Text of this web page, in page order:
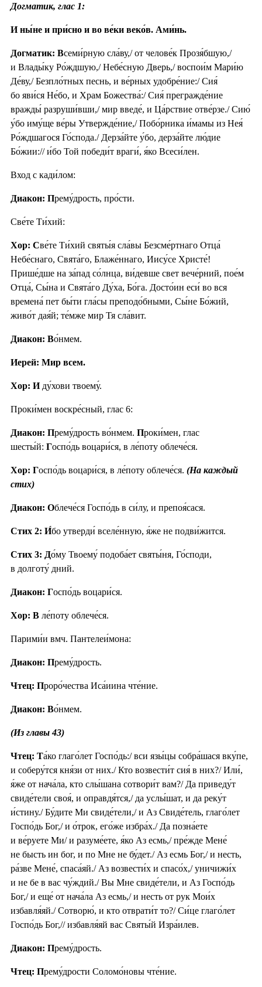
Догматик, глас 1:
И ны́не и при́сно и во ве́ки веко́в. Ами́нь.
Догматик: Всеми́рную сла́ву,/ от челове́к Прозя́бшую,/
и Влады́ку Ро́ждшую,/ Небе́сную Дверь,/ воспои́м Мари́ю
Де́ву,/ Безпло́тных песнь, и ве́рных удобре́ние:/ Сия́
бо яви́ся Не́бо, и Храм Божества́:/ Сия́ прегражде́ние
вражды́ разруши́вши,/ мир введе́, и Ца́рствие отве́рзе./ Сию́
у́бо иму́ще ве́ры Утвержде́ние,/ Побо́рника и́мамы из Нея́
Ро́ждшагося Го́спода./ Дерза́йте у́бо, дерза́йте лю́дие
Бо́жии:// и́бо Той победи́т враги́, я́ко Всеси́лен.
Вход с кади́лом:
Диакон: Прему́дрость, про́сти.
Све́те Ти́хий:
Хор: Све́те Ти́хий святы́я сла́вы Безсме́ртнаго Отца́
Небе́снаго, Свята́го, Блаже́ннаго, Иису́се Христе́!
Прише́дше на за́пад со́лнца, ви́девше свет вече́рний, пое́м
Отца́, Сы́на и Свята́го Ду́ха, Бо́га. Досто́ин еси́ во вся
времена́ пет бы́ти гла́сы преподо́бными, Сы́не Бо́жий,
живо́т дая́й; те́мже мир Тя сла́вит.
Диакон: Во́нмем.
Иерей: Мир всем.
Хор: Иду́хови твоему́.
Проки́мен воскре́сный, глас 6:
Диакон: Прему́дрость во́нмем. Проки́мен, глас
шесты́й: Госпо́дь воцари́ся, в ле́поту облече́ся.
Хор: Госпо́дь воцари́ся, в ле́поту облече́ся. (На каждый
стих)
Диакон: Облече́ся Госпо́дь в си́лу, и препоя́сася.
Стих 2: И́бо утверди́ вселе́нную, я́же не подви́жится.
Стих 3: До́му Твоему́ подоба́ет святы́ня, Го́споди,
в долготу́ дний.
Диакон: Госпо́дь воцари́ся.
Хор: В ле́поту облече́ся.
Парими́и вмч. Пантелеи́мона:
Диакон: Прему́дрость.
Чтец: Проро́чества Иса́иина чте́ние.
Диакон: Во́нмем.
(Из главы 43)
Чтец: Та́ко глаго́лет Госпо́дь:/ вси язы́цы собра́шася вку́пе,
и соберу́тся кня́зи от них./ Кто возвести́т сия́ в них?/ Или́,
я́же от нача́ла, кто слы́шана сотвори́т вам?/ Да приведу́т
свиде́тели своя́, и оправдя́тся,/ да услы́шат, и да реку́т
и́стину./ Бу́дите Ми свиде́тели,/ и Аз Свиде́тель, глаго́лет
Госпо́дь Бог,/ и о́трок, его́же избра́х./ Да позна́ете
и ве́руете Ми/ и разуме́ете, я́ко Аз есмь,/ пре́жде Мене́
не бысть ин бог, и по Мне не бу́дет./ Аз есмь Бог,/ и несть,
ра́зве Мене́, спаса́яй./ Аз возвести́х и спасо́х,/ уничижи́х
и не бе в вас чу́ждий./ Вы Мне свиде́тели, и Аз Госпо́дь
Бог,/ и еще́ от нача́ла Аз есмь,/ и несть от рук Мои́х
избавля́яй./ Сотворю́, и кто отврати́т то?/ Си́це глаго́лет
Госпо́дь Бог,// избавля́яй вас Святы́й Изра́илев.
Диакон: Прему́дрость.
Чтец: Прему́дрости Соломо́новы чте́ние.